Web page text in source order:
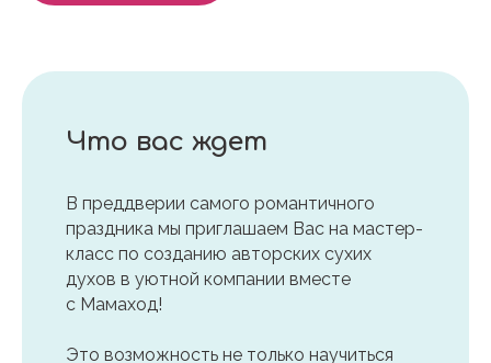
Что вас ждет
В преддверии самого романтичного
праздника мы приглашаем Вас на мастер-
класс по созданию авторских сухих
духов в уютной компании вместе
с Мамаход!
Это возможность не только научиться